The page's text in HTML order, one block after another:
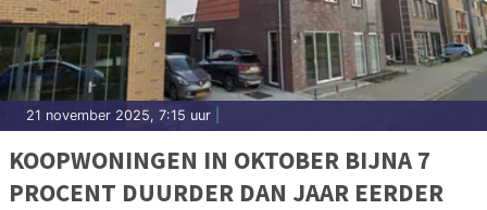
21 november 2025, 7:15 uur
KOOPWONINGEN IN OKTOBER BIJNA 7
PROCENT DUURDER DAN JAAR EERDER